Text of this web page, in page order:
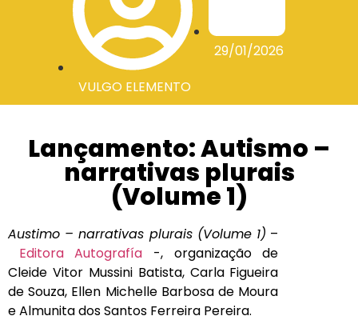
VULGO ELEMENTO
29/01/2026
Lançamento: Autismo –
narrativas plurais
(Volume 1)
Austimo – narrativas plurais (Volume 1) –
Editora Autografía -, organização de
Cleide Vitor Mussini Batista, Carla Figueira
de Souza, Ellen Michelle Barbosa de Moura
e Almunita dos Santos Ferreira Pereira.